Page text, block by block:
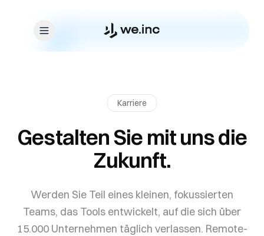
Karriere
Gestalten Sie mit uns die
Zukunft.
Werden Sie Teil eines kleinen, fokussierten
Teams, das Tools entwickelt, auf die sich über
15.000 Unternehmen täglich verlassen. Remote-